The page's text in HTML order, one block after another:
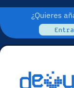
¿Quieres